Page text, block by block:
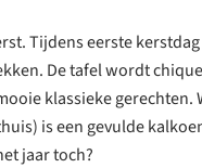
Tijdens eerste
De tafel wordt
klassieke gerechten.
is een gevulde
jaar toch?